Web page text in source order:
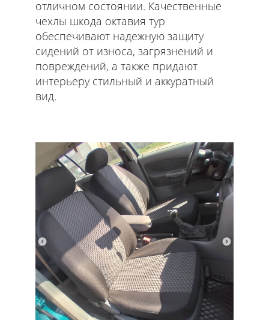
отличном состоянии. Качественные
чехлы шкода октавия тур
обеспечивают надежную защиту
сидений от износа, загрязнений и
повреждений, а также придают
интерьеру стильный и аккуратный
вид.